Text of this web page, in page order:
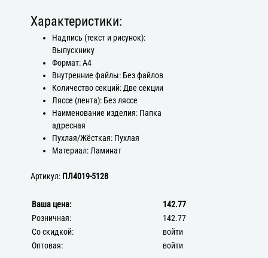
Характеристики:
Надпись (текст и рисунок):
Выпускнику
Формат: А4
Внутренние файлы: Без файлов
Количество секций: Две секции
Ляссе (лента): Без ляссе
Наименование изделия: Папка
адресная
Пухлая/Жёсткая: Пухлая
Материал: Ламинат
Артикул: ПЛ4019-5128
Ваша цена:
142.77
Розничная:
142.77
Со скидкой:
войти
Оптовая:
войти